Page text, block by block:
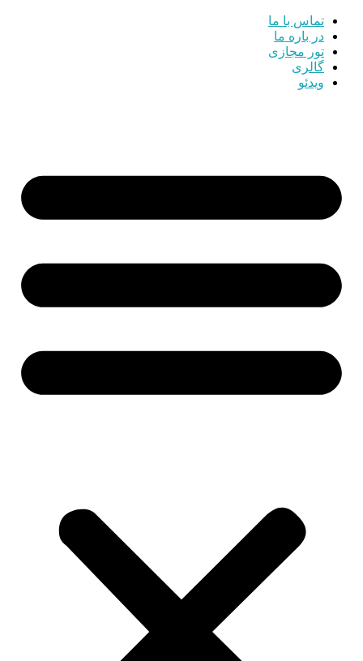
تماس با ما
در باره ما
تور مجازی
گالری
ویدئو